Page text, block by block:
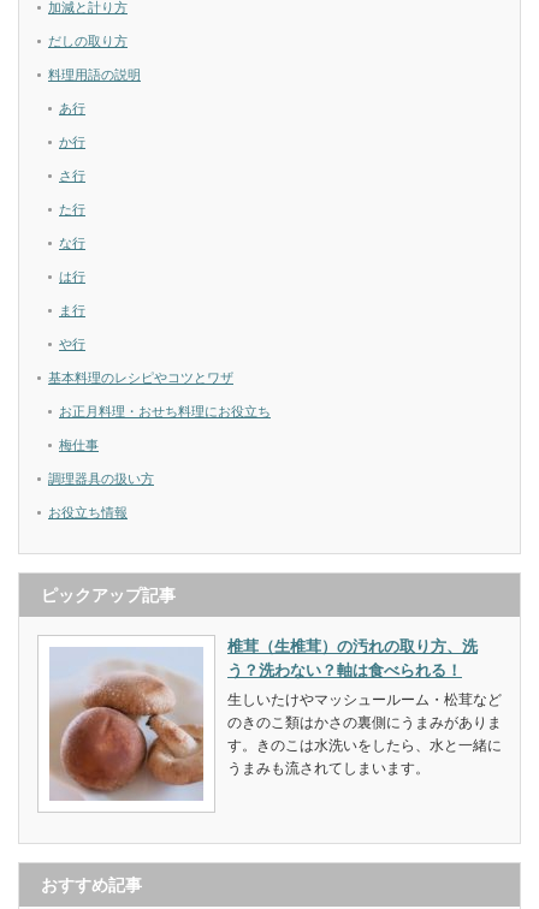
加減と計り方
だしの取り方
料理用語の説明
あ行
か行
さ行
た行
な行
は行
ま行
や行
基本料理のレシピやコツとワザ
お正月料理・おせち料理にお役立ち
梅仕事
調理器具の扱い方
お役立ち情報
ピックアップ記事
椎茸（生椎茸）の汚れの取り方、洗
う？洗わない？軸は食べられる！
生しいたけやマッシュールーム・松茸など
のきのこ類はかさの裏側にうまみがありま
す。きのこは水洗いをしたら、水と一緒に
うまみも流されてしまいます。
おすすめ記事